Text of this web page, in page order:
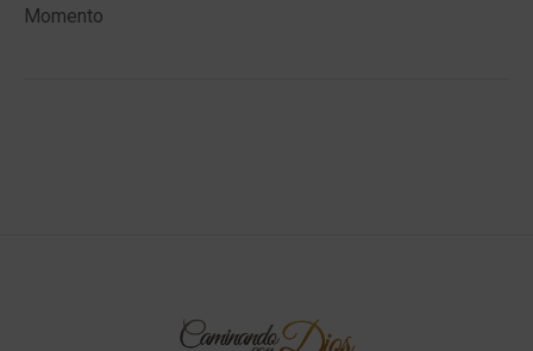
Momento